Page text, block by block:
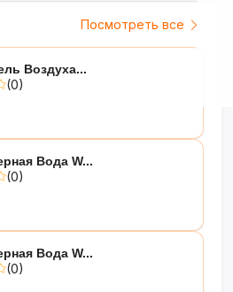
Посмотреть все
Воздуха...
(0)
Вода W...
(0)
Вода W...
(0)